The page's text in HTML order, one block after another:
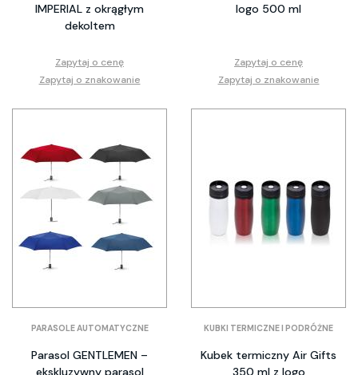
IMPERIAL z okrągłym
dekoltem
Zapytaj o cenę
Zapytaj o znakowanie
logo 500 ml
Zapytaj o cenę
Zapytaj o znakowanie
PARASOLE AUTOMATYCZNE
Parasol GENTLEMEN –
ekskluzywny parasol
KUBKI TERMICZNE I PODRÓŻNE
Kubek termiczny Air Gifts
350 ml z logo